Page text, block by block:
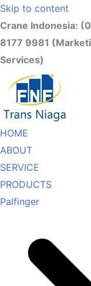
Skip to content
Crane Indonesia:
8177 9981
Services)
HOME
ABOUT
SERVICE
PRODUCTS
Palfinger